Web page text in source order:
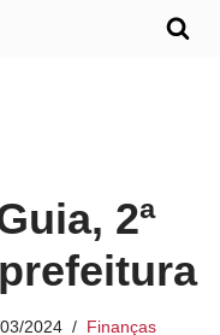
2ª
2024 Finanças